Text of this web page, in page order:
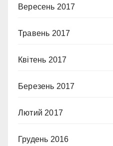
Вересень 2017
Травень 2017
Квітень 2017
Березень 2017
Лютий 2017
Грудень 2016